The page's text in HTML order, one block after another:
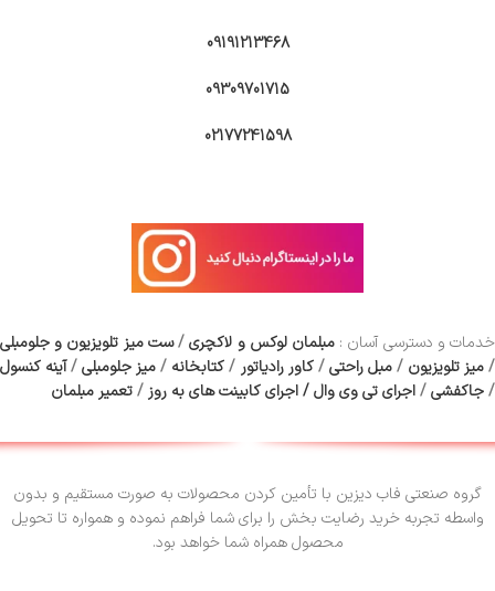
09191213468
09309701715
02177241598
خدمات و دسترسی آسان :مبلمان لوکس و لاکچری /ست میز تلویزیون و جلومبلی
/میز تلویزیون /مبل راحتی/کاور رادیاتور /کتابخانه /میز جلومبلی/آینه کنسول
/جاکفشی/اجرای تی وی وال/اجرای کابینت های به روز/تعمیر مبلمان
گروه صنعتی فاب دیزین با تأمین کردن محصولات به صورت مستقیم و بدون
واسطه تجربه خرید رضایت بخش را برای شما فراهم نموده و همواره تا تحویل
محصول همراه شما خواهد بود.